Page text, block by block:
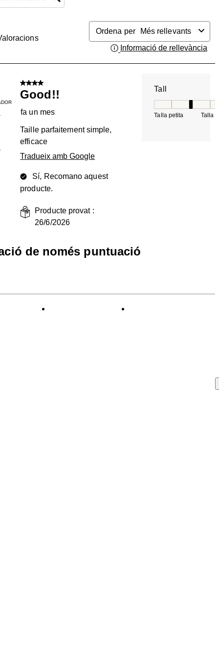
Ordena per
Més rellevants
Informació de rellevància
4 de 5 estrelles.
Good!!
fa un mes
Taille parfaitement simple,
efficace
Tradueix amb Google
Sí, Recomano aquest
producte.
Producte provat :
26/6/2026
Tall
Talla petita Talla
de només puntuació